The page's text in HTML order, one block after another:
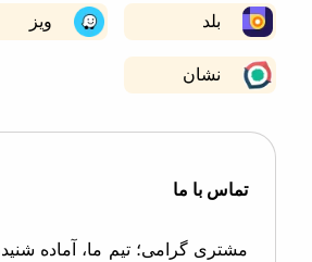
ویز
نشان
با ما
گرامی؛ تیم ما، آماده شنیدن هرگونه